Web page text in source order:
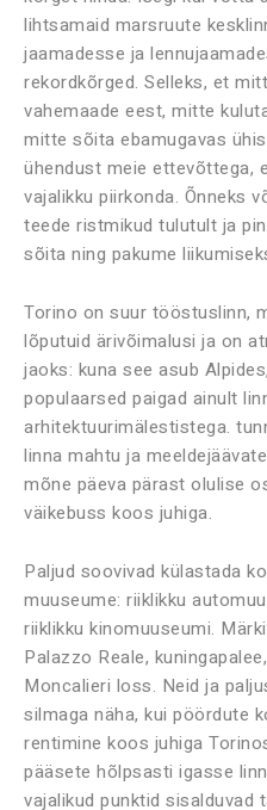
lihtsamaid marsruute
jaamadesse ja
rekordkõrged. Selleks, et
vahemaade eest, mitte
mitte sõita ebamugavas
ühendust meie ettevõttega,
vajalikku piirkonda. Õnneks
teede ristmikud tulutult ja
sõita ning pakume
Torino on suur tööstuslinn,
lõputuid ärivõimalusi ja on
jaoks: kuna see asub
populaarsed paigad ainult
arhitektuurimälestistega.
linna mahtu ja
mõne päeva pärast olulise
väikebuss koos juhiga.
Paljud soovivad külastada
muuseume: riiklikku
riiklikku kinomuuseumi.
Palazzo Reale,
Moncalieri loss. Neid ja
silmaga näha, kui pöördute
rentimine koos juhiga
pääsete hõlpsasti igasse
vajalikud punktid sisalduvad